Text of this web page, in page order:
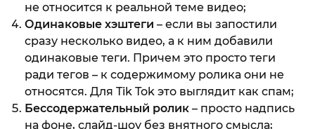
не относится к реальной теме видео;
Одинаковые хэштеги – если вы запостили
сразу несколько видео, а к ним добавили
одинаковые теги. Причем это просто теги
ради тегов – к содержимому ролика они не
относятся. Для Tik Tok это выглядит как спам;
Бессодержательный ролик – просто надпись
на фоне, слайд-шоу без внятного смысла;